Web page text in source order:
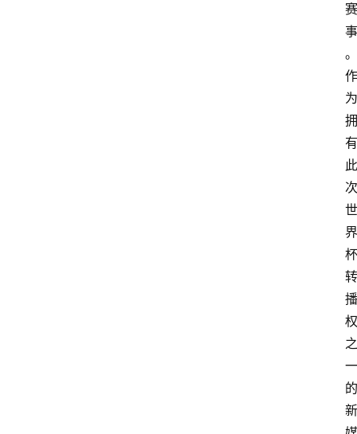
赛
事
。
作
为
拥
有
此
次
世
界
杯
转
播
权
之
一
的
新